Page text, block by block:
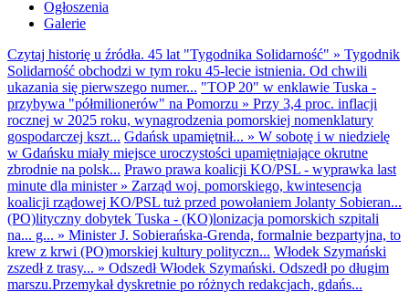
Ogłoszenia
Galerie
Czytaj historię u źródła. 45 lat "Tygodnika Solidarność" » Tygodnik
Solidarność obchodzi w tym roku 45-lecie istnienia. Od chwili
ukazania się pierwszego numer... "TOP 20" w enklawie Tuska -
przybywa "półmilionerów" na Pomorzu » Przy 3,4 proc. inflacji
rocznej w 2025 roku, wynagrodzenia pomorskiej nomenklatury
gospodarczej kszt... Gdańsk upamiętnił... » W sobotę i w niedzielę
w Gdańsku miały miejsce uroczystości upamiętniające okrutne
zbrodnie na polsk... Prawo prawa koalicji KO/PSL - wyprawka last
minute dla minister» Zarząd woj. pomorskiego, kwintesencja
koalicji rządowej KO/PSL tuż przed powołaniem Jolanty Sobieran...
(PO)lityczny dobytek Tuska - (KO)lonizacja pomorskich szpitali
na... g... » Minister J. Sobierańska-Grenda, formalnie bezpartyjna, to
krew z krwi (PO)morskiej kultury polityczn... Włodek Szymański
zszedł z trasy... » Odszedł Włodek Szymański. Odszedł po długim
marszu.Przemykał dyskretnie po różnych redakcjach, gdańs...